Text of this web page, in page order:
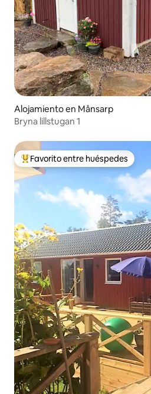
Alojamiento en Månsarp
Bryna lillstugan 1
Favorito entre huéspedes preferido
Favorito entre huéspedes